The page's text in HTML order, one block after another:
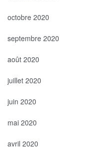
octobre 2020
septembre 2020
août 2020
juillet 2020
juin 2020
mai 2020
avril 2020